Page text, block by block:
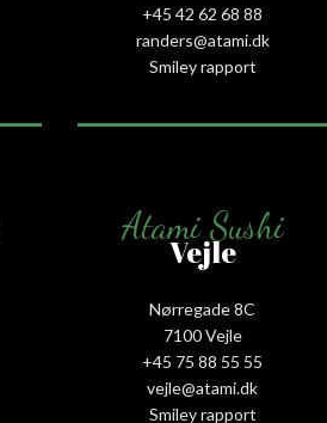
+45 42 62 68 88
randers@atami.dk
Smiley rapport
Atami Sushi
Vejle
Nørregade 8C
7100 Vejle
+45 75 88 55 55
vejle@atami.dk
Smiley rapport